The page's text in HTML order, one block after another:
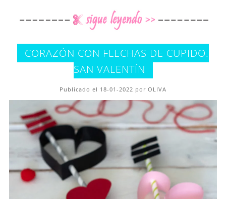
CORAZÓN CON FLECHAS DE CUPIDO.
SAN VALENTÍN
Publicado el 18-01-2022 por OLIVA